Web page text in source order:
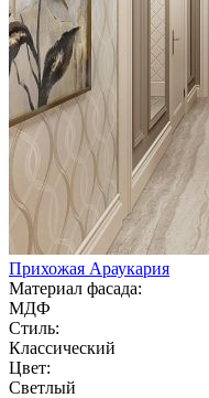
Прихожая Араукария
Материал фасада:
МДФ
Стиль:
Классический
Цвет:
Светлый